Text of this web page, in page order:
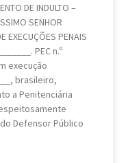
DE INDULTO –
SENHOR
EXECUÇÕES PENAIS
PEC n.º
execução
brasileiro,
a Penitenciária
Defensor Público